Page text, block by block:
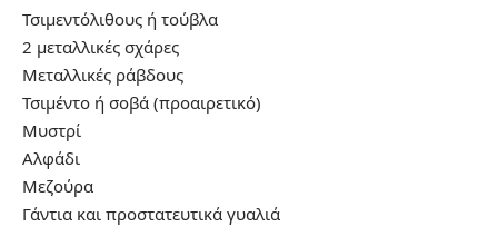
Τσιμεντόλιθους ή τούβλα
2 μεταλλικές σχάρες
Μεταλλικές ράβδους
Τσιμέντο ή σοβά (προαιρετικό)
Μυστρί
Αλφάδι
Μεζούρα
Γάντια και προστατευτικά γυαλιά